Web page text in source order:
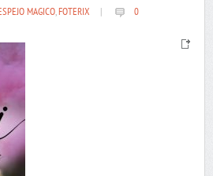
MAGICO,FOTERIX 0